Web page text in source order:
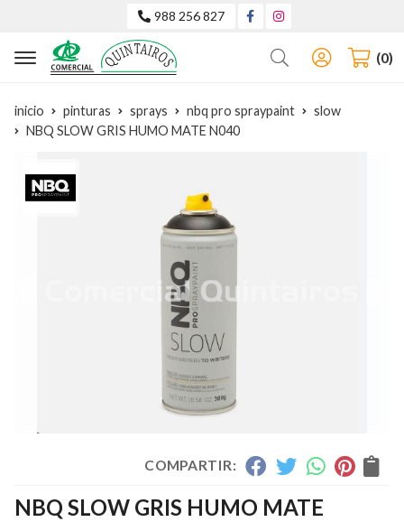
988 256 827
Buscar 0
inicio pinturas sprays nbq pro spraypaint
slow
NBQ SLOW GRIS HUMO MATE N040
COMPARTIR:
NBQ SLOW GRIS HUMO MATE